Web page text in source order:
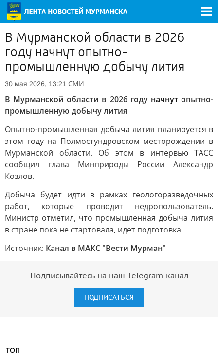
В Мурманской области в 2026
году начнут опытно-
промышленную добычу лития
30 мая 2026, 13:21 СМИ
В Мурманской области в 2026 году начнутопытно-
промышленную добычу лития
Опытно-промышленная добыча лития планируется в
этом году на Полмостундровском месторождении в
Мурманской области. Об этом в интервью ТАСС
сообщил глава Минприроды России Александр
Козлов.
Добыча будет идти в рамках геологоразведочных
работ, которые проводит недропользователь.
Министр отметил, что промышленная добыча лития
в стране пока не стартовала, идет подготовка.
Источник: Канал в МАКС "Вести Мурман"
Подписывайтесь на наш Telegram-канал
ПОДПИСАТЬСЯ
ТОП